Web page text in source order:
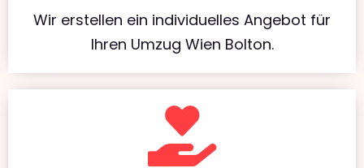
Wir erstellen ein individuelles Angebot für
Ihren Umzug Wien Bolton.